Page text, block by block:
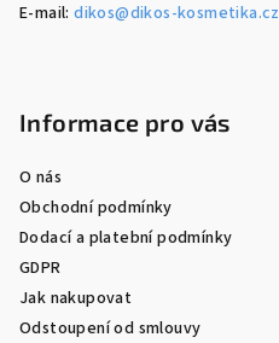
E-mail:dikos@dikos-kosmetika.cz
Informace pro vás
O nás
Obchodní podmínky
Dodací a platební podmínky
GDPR
Jak nakupovat
Odstoupení od smlouvy